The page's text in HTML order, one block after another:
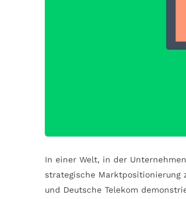
In einer Welt, in der
strategische Marktpositionierung
und Deutsche Telekom